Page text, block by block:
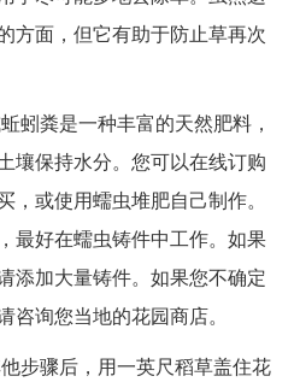
方面，但它有助于防止草再次
粪是一种丰富的天然肥料，
壤保持水分。您可以在线订购
或使用蠕虫堆肥自己制作。
最好在蠕虫铸件中工作。如果
添加大量铸件。如果您不确定
询您当地的花园商店。
步骤后，用一英尺稻草盖住花